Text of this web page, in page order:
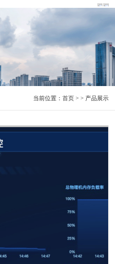
当前位置： 首页> > 产品展示